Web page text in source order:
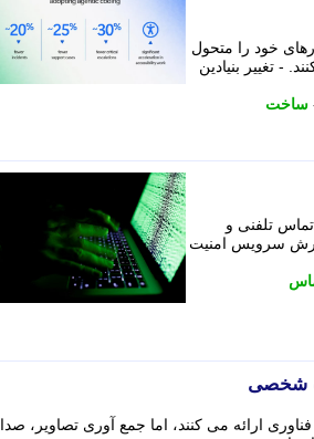
خود را متحول
- تغییر بنیادین
ساخت
تلفنی و
سرویس امنیت
شخصی
ارائه می کنند، اما جمع آوری تصاویر، صدا